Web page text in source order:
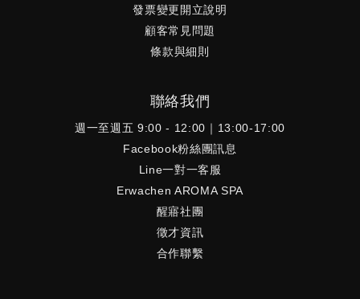
發票變更開立說明
顧客常見問題
條款與細則
聯絡我們
週一至週五 9:00 - 12:00｜13:00-17:00
Facebook粉絲團訊息
Line一對一客服
Erwachen AROMA SPA
醒寤社團
徵才資訊
合作聯繫